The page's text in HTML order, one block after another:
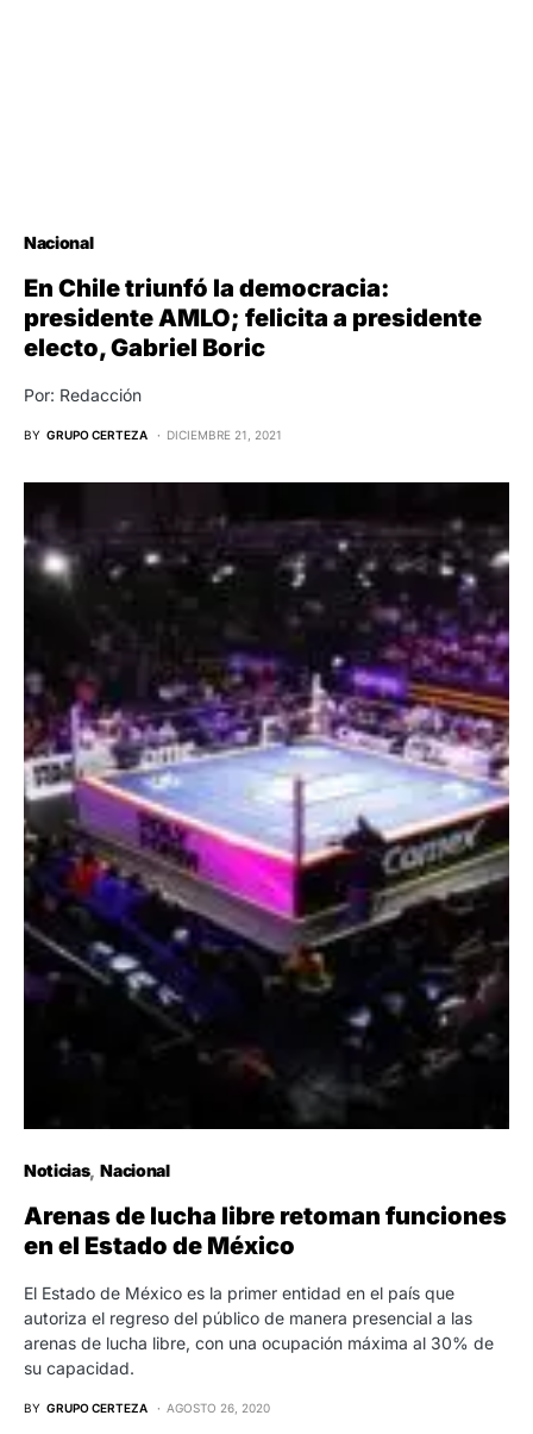
Nacional
En Chile triunfó la democracia:
presidente AMLO; felicita a presidente
electo, Gabriel Boric
Por: Redacción
BY GRUPO CERTEZA DICIEMBRE 21, 2021
Noticias Nacional
Arenas de lucha libre retoman funciones
en el Estado de México
El Estado de México es la primer entidad en el país que
autoriza el regreso del público de manera presencial a las
arenas de lucha libre, con una ocupación máxima al 30% de
su capacidad.
BY GRUPO CERTEZA AGOSTO 26, 2020